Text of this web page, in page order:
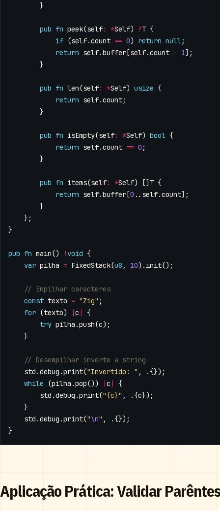
}
pub fn peek(self: *Self) ?T {
if (self.count == 0) return null ;
return self.buffer [self.count - 1];
}
pub fn len(self: *Self) usize {
return self.count;
}
pub fn isEmpty(self: *Self) bool {
return self.count == 0 ;
}
pub fn items(self: *Self) [] T {
return self.buffer [0 .. self.count];
}
};
}
pub fn main() ! void {
var pilha = FixedStack(u8 , 10). init();
const texto = "Zig" ;
for (texto) |c |
{
try pilha .push(c);
}
std .debug .print("Invertido: " ,
.{});
while
(pilha .pop()) |c |
{
std .debug .print("{c}" , .{c});
}
std .debug .print("\n" ,
.{});
}
Aplicação Prática: Validar